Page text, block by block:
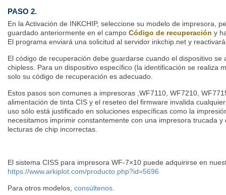
PASO 2.
En la Activación de INKCHIP, seleccione su modelo de impresora,
guardado anteriormente en el campo Código de recuperación y
El programa enviará una solicitud al servidor inkchip.net y
El código de recuperación debe guardarse cuando el dispositivo se
chipless. Para un dispositivo específico (la identificación se realiza
solo su código de recuperación es adecuado.
Estos pasos son comunes a impresoras ,WF7110, WF7210,
alimentación de tinta CIS y el reseteo del firmware invalida
uso sólo está justificado en soluciones específicas como la
necesitamos imprimir constantemente con una impresora trucada
lecturas de chip incorrectas.
El sistema CISS para impresora WF-7×10 puede adquirirse en
https://www.arkiplot.com/producto.php?id=5696
Para otros modelos, consúltenos